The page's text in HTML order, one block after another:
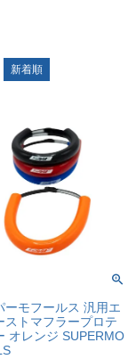
新着順
ーモフールス 汎用エ
ストマフラープロテ
オレンジ SUPERMO